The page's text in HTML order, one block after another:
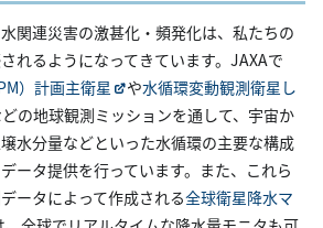
関連災害の激甚化・頻発化は、私たちの
れるようになってきています。JAXAで
）計画主衛星 や水循環変動観測衛星し
の地球観測ミッションを通して、宇宙か
水分量などといった水循環の主要な構成
ータ提供を行っています。また、これら
ータによって作成される全球衛星降水マ